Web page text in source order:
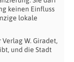
keinen Einfluss
lokale
W. Giradet,
und die Stadt